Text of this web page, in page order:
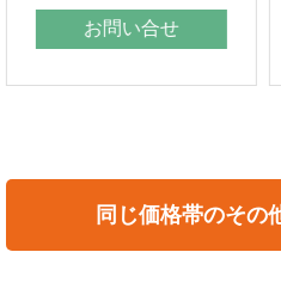
お問い合せ
同じ価格帯のその